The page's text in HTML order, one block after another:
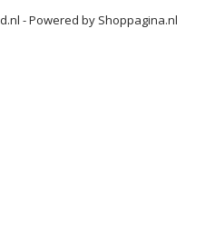
- Powered by Shoppagina.nl